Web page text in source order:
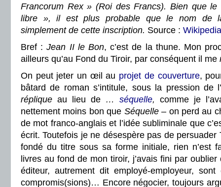
Francorum Rex » (Roi des Francs). Bien que
libre », il est plus probable que le nom de
simplement de cette inscription. Source : Wikipedia
Bref :Jean II le Bon, c’est de la thune. Mon
ailleurs qu’au Fond du Tiroir, par conséquent il me
On peut jeter un œil au projet de couverture,
bâtard de roman s’intitule, sous la pression de
réplique au lieu de … séquelle, comme je
nettement moins bon que Séquelle– on perd au
de mot franco-anglais et l’idée subliminale que
écrit. Toutefois je ne désespère pas de
fondé du titre sous sa forme initiale, rien n’est
livres au fond de mon tiroir, j’avais fini par
éditeur, autrement dit employé-employeur, sont
compromis(sions)… Encore négocier, toujours